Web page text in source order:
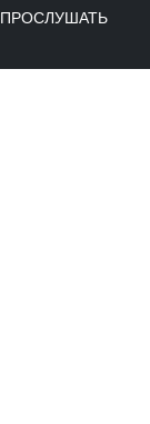
ПРОСЛУШАТЬ